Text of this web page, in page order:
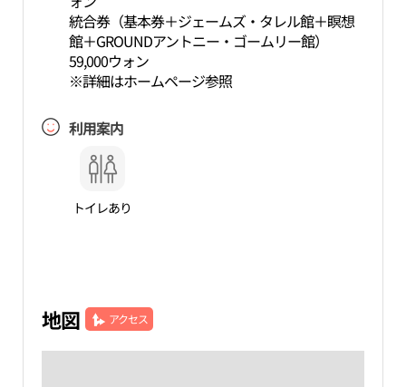
統合券（基本券＋ジェームズ・タレル館＋瞑想
館＋GROUNDアントニー・ゴームリー館）
59,000ウォン
※詳細はホームページ参照
利用案内
トイレあり
地図 アクセス